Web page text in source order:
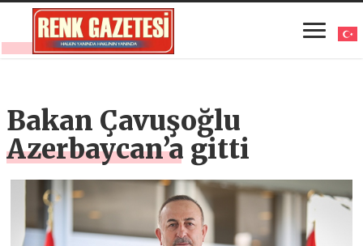
Bakan Çavuşoğlu
Azerbaycan’a gitti